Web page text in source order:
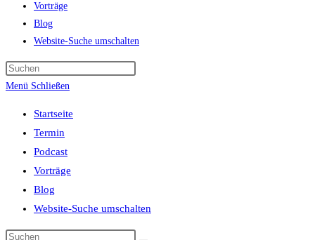
Vorträge
Blog
Website-Suche umschalten
Menü Schließen
Startseite
Termin
Podcast
Vorträge
Blog
Website-Suche umschalten